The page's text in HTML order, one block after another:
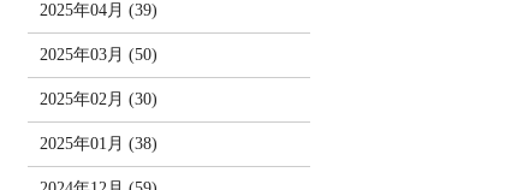
2025年04月 (39)
2025年03月 (50)
2025年02月 (30)
2025年01月 (38)